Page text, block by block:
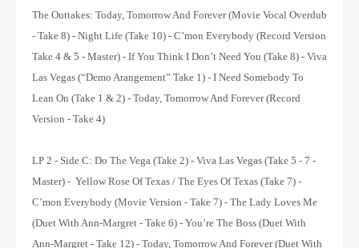
The Outtakes: Today, Tomorrow And Forever (Movie Vocal Overdub
- Take 8) - Night Life (Take 10) - C’mon Everybody (Record Version
Take 4 & 5 - Master) - If You Think I Don’t Need You (Take 8) - Viva
Las Vegas (“Demo Arangement” Take 1) - I Need Somebody To
Lean On (Take 1 & 2) - Today, Tomorrow And Forever (Record
Version - Take 4)
LP 2 - Side C: Do The Vega (Take 2) - Viva Las Vegas (Take 5 - 7 -
Master) - Yellow Rose Of Texas / The Eyes Of Texas (Take 7) -
C’mon Everybody (Movie Version - Take 7) - The Lady Loves Me
(Duet With Ann-Margret - Take 6) - You’re The Boss (Duet With
Ann-Margret - Take 12) - Today, Tomorrow And Forever (Duet With